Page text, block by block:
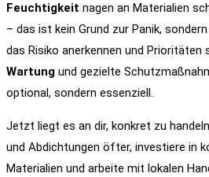
Feuchtigkeit nagen an Materialien
– das ist kein Grund zur Panik,
das Risiko anerkennen und Prioritäten
Wartung und gezielte
optional, sondern essenziell.
Jetzt liegt es an dir, konkret zu
und Abdichtungen öfter, investiere in
Materialien und arbeite mit lokalen